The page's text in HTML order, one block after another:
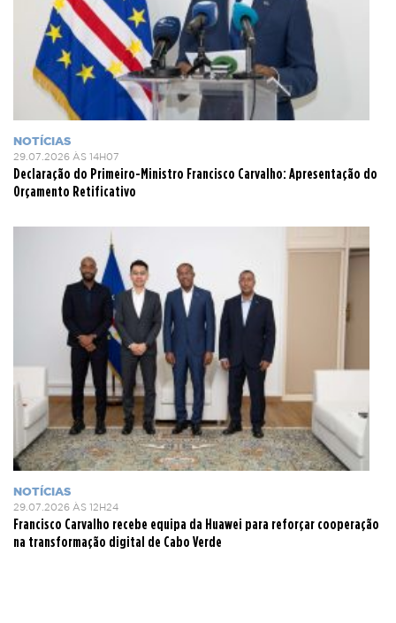
NOTÍCIAS
29.07.2026 ÀS 14H07
Declaração do Primeiro-Ministro Francisco Carvalho: Apresentação do
Orçamento Retificativo
NOTÍCIAS
29.07.2026 ÀS 12H24
Francisco Carvalho recebe equipa da Huawei para reforçar cooperação
na transformação digital de Cabo Verde